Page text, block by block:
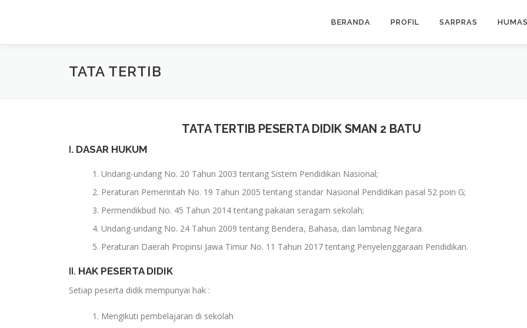
BERANDA PROFIL SARPRAS HUMAS
TATA TERTIB
TATA TERTIB PESERTA DIDIK SMAN 2 BATU
I. DASAR HUKUM
Undang-undang No. 20 Tahun 2003 tentang Sistem Pendidikan Nasional;
Peraturan Pemerintah No. 19 Tahun 2005 tentang standar Nasional Pendidikan pasal 52 poin G;
Permendikbud No. 45 Tahun 2014 tentang pakaian seragam sekolah;
Undang-undang No. 24 Tahun 2009 tentang Bendera, Bahasa, dan lambnag Negara.
Peraturan Daerah Propinsi Jawa Timur No. 11 Tahun 2017 tentang Penyelenggaraan Pendidikan.
II. HAK PESERTA DIDIK
Setiap peserta didik mempunyai hak :
Mengikuti pembelajaran di sekolah